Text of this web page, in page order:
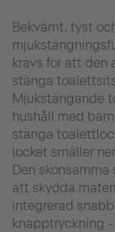
Bekvämt, tyst
krävs för att den
stänga
Mjukstängande
hushåll med
stänga
locket smäller
Den
att skydda
integrerad
knapptryckning